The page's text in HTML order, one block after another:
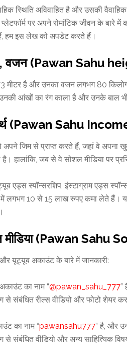
स्थिति अविवाहित है और उसकी
प्लेटफॉर्म पर अपने रोमांटिक जीवन के बारे
हम इस लेख को अपडेट करते हैं।
, वजन (Pawan Sahu
मीटर है और उनका वजन लगभग 80
उनकी आंखों का रंग काला है और उनके बाल
(Pawan Sahu
जिम से प्राप्त करते हैं, जहां वे अपना
हालांकि, जब से वे सोशल मीडिया पर
एड्स स्पॉन्सरशिप, इंस्टाग्राम एड्स
लगभग 10 से 15 लाख रुपए कमा लेते हैं।
मीडिया (Pawan Sahu
यूट्यूब अकाउंट के बारे में जानकारी:
का नाम “@pawan_sahu_777”
से संबंधित रील्स वीडियो और फोटो शेयर
का नाम “pawansahu777” है, और
से संबंधित वीडियो और अन्य साहित्यिक